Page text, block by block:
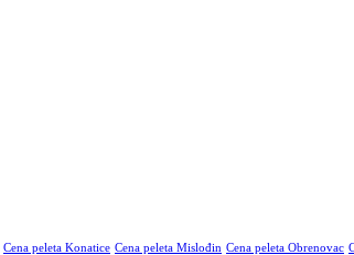
Cena peleta Konatice Cena peleta Mislođin Cena peleta Obrenovac